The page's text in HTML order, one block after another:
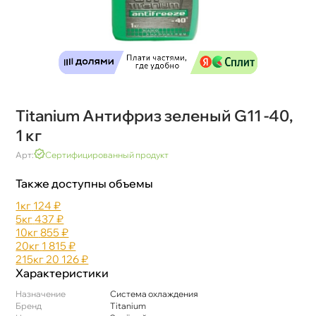
Titanium Антифриз зеленый G11 -40,
1 к
Арт: Сертифицированный продукт
Также доступны объемы
1к 124 ₽
5к437 ₽
10к855 ₽
20к 1 815 ₽
215к 20 126 ₽
Характеристики
Назначение
Система охлаждения
Бренд
Titanium